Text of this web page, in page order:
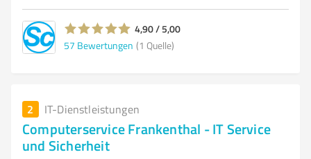
4,90 / 5,00
57 Bewertungen (1 Quelle)
2 IT-Dienstleistungen
Computerservice Frankenthal - IT Service
und Sicherheit